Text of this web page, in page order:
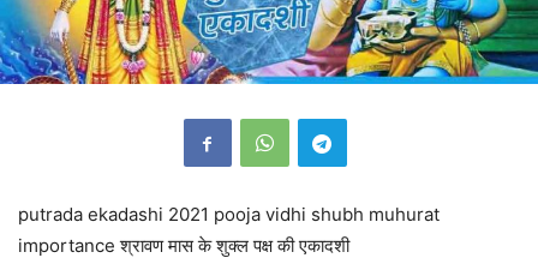
putrada ekadashi 2021 pooja vidhi shubh muhurat
importance श्रावण मास के शुक्ल पक्ष की एकादशी